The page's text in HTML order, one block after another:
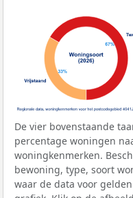
De vier bovenstaande
percentage woningen
woningkenmerken.
bewoning, type, soort
waar de data voor